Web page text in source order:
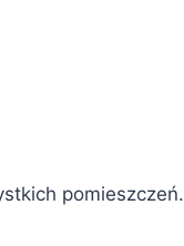
pomieszczeń.